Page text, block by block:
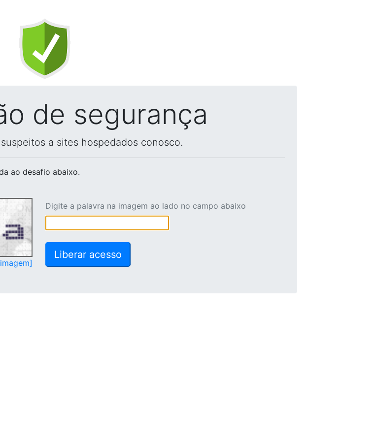
de segurança
a sites hospedados conosco.
ao desafio abaixo.
Digite a palavra na imagem ao lado no campo abaixo